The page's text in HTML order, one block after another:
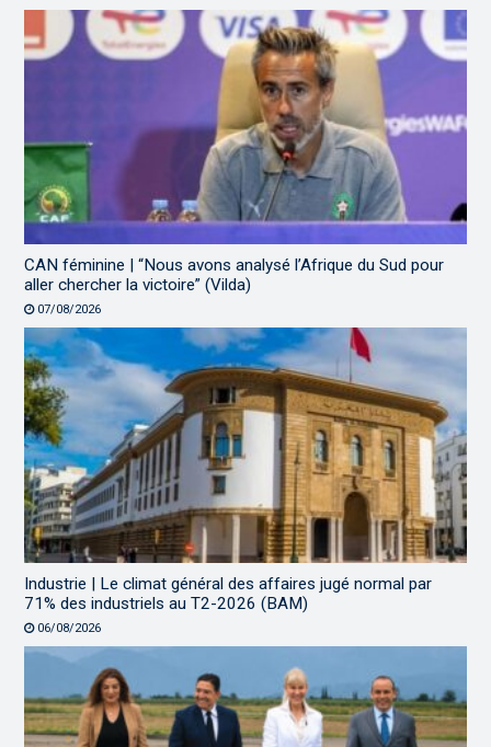
CAN féminine | “Nous avons analysé l’Afrique du Sud pour
aller chercher la victoire” (Vilda)
07/08/2026
Industrie | Le climat général des affaires jugé normal par
71% des industriels au T2-2026 (BAM)
06/08/2026